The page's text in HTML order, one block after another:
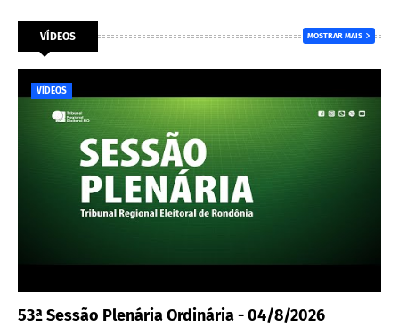
VÍDEOS MOSTRAR MAIS
VÍDEOS
53ª Sessão Plenária Ordinária - 04/8/2026